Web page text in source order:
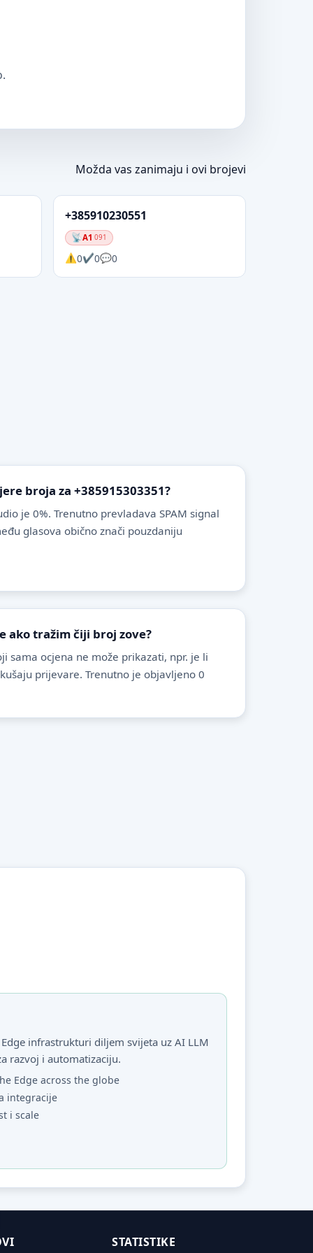
Možda vas zanimaju i ovi brojevi
+385910230551
A1 091
0 0 0
broja za +385915303351?
je 0%. Trenutno prevladava SPAM signal
glasova obično znači pouzdaniju
ako tražim čiji broj zove?
sama ocjena ne može prikazati, npr. je li
prijevare. Trenutno je objavljeno 0
infrastrukturi diljem svijeta uz AI LLM
razvoj i automatizaciju.
Edge across the globe
integracije
i scale
STATISTIKE